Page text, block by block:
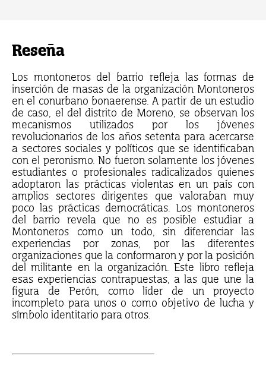
Reseña
Los montoneros del barrio refleja las formas de
inserción de masas de la organización Montoneros
en el conurbano bonaerense. A partir de un estudio
de caso, el del distrito de Moreno, se observan los
mecanismos utilizados por los jóvenes
revolucionarios de los años setenta para acercarse
a sectores sociales y políticos que se identificaban
con el peronismo. No fueron solamente los jóvenes
estudiantes o profesionales radicalizados quienes
adoptaron las prácticas violentas en un país con
amplios sectores dirigentes que valoraban muy
poco las prácticas democráticas. Los montoneros
del barrio revela que no es posible estudiar a
Montoneros como un todo, sin diferenciar las
experiencias por zonas, por las diferentes
organizaciones que la conformaron y por la posición
del militante en la organización. Este libro refleja
esas experiencias contrapuestas, a las que une la
figura de Perón, como líder de un proyecto
incompleto para unos o como objetivo de lucha y
símbolo identitario para otros.